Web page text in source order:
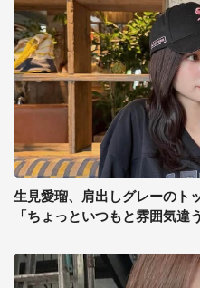
生見愛瑠、肩出しグレーのト
「ちょっといつもと雰囲気違